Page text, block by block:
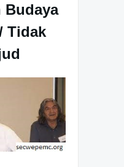
Budaya
Tidak